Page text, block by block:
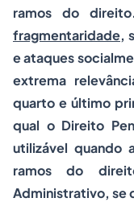
ramos do
fragmentaridade,
e ataques
extrema
quarto e último
qual o Direito
utilizável quando
ramos do
Administrativo, se